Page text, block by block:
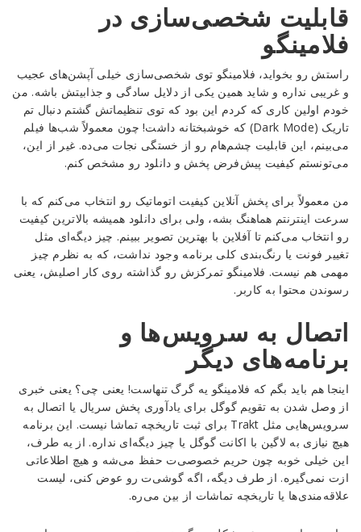
قابلیت شخصی‌سازی در
فلامینگو
راستش رو بخواید، فلامینگو توی شخصی‌سازی خیلی آپشن‌های عجیب
و غریبی نداره و شاید همین یکی از دلایل سادگی و جذابیتش باشه. من
خودم اولین کاری که کردم این بود که توی تنظیماتش گشتم دنبال تم
تاریک (Dark Mode) که خوشبختانه داشت! چون معمولاً شب‌ها فیلم
می‌بینم، این قابلیت چشم‌هام رو از خستگی نجات می‌ده. غیر از این،
می‌تونستم کیفیت پیش‌فرض پخش و دانلود رو مشخص کنم.
من معمولاً برای پخش آنلاین کیفیت اتوماتیک رو انتخاب می‌کنم که با
سرعت اینترنتم هماهنگ بشه، ولی برای دانلود همیشه بالاترین کیفیت
رو انتخاب می‌کنم تا آفلاین با بهترین تصویر ببینم. چیز دیگه‌ای مثل
تغییر فونت یا رنگ‌بندی کلی برنامه وجود نداشت، که به نظرم چیز
مهمی هم نیست. فلامینگو تمرکزش رو گذاشته روی کار اصلیش، یعنی
رسوندن محتوا به کاربر.
اتصال به سرویس‌ها و
برنامه‌های دیگر
اینجا هم باید بگم که فلامینگو یه گرگ تنهاست! یعنی چی؟ یعنی خبری
از وصل شدن به تقویم گوگل برای یادآوری پخش سریال یا اتصال به
سرویس‌هایی مثل Trakt برای ثبت تاریخچه تماشا نیست. این برنامه
هیچ نیازی به لاگین با اکانت گوگل یا چیز دیگه‌ای نداره. از یه طرف،
این خیلی خوبه چون حریم خصوصی‌ت حفظ می‌شه و هیچ اطلاعاتی
ازت نمی‌گیره. از طرف دیگه، اگه گوشی‌ت رو عوض کنی، لیست
علاقه‌مندی‌ها یا تاریخچه تماشات از بین می‌ره.